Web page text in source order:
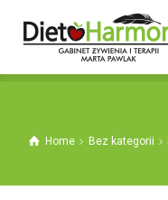
Home Bez kategorii